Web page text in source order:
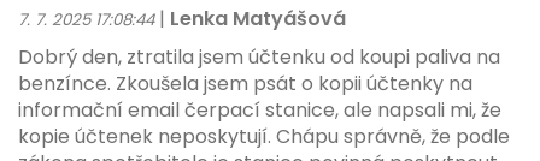
7. 7. 2025 17:08:44 | Lenka Matyášová
Dobrý den, ztratila jsem účtenku od koupi paliva na
benzínce. Zkoušela jsem psát o kopii účtenky na
informační email čerpací stanice, ale napsali mi, že
kopie účtenek neposkytují. Chápu správně, že podle